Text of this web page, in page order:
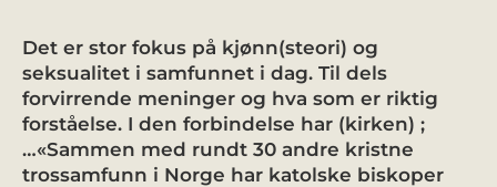
Det er stor fokus på kjønn(steori) og
seksualitet i samfunnet i dag. Til dels
forvirrende meninger og hva som er riktig
forståelse. I den forbindelse har (kirken) ;
…«Sammen med rundt 30 andre kristne
trossamfunn i Norge har katolske biskoper